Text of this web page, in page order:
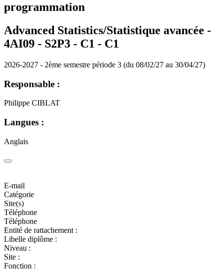
programmation
Advanced Statistics/Statistique avancée -
4AI09 - S2P3 - C1 - C1
2026-2027 - 2ème semestre période 3 (du 08/02/27 au 30/04/27)
Responsable :
Philippe CIBLAT
Langues :
Anglais
E-mail
Catégorie
Site(s)
Téléphone
Téléphone
Entité de rattachement :
Libelle diplôme :
Niveau :
Site :
Fonction :